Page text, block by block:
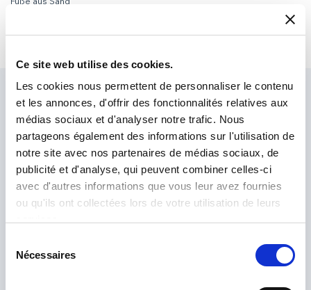
Ce site web utilise des cookies.
Les cookies nous permettent de personnaliser le contenu
et les annonces, d'offrir des fonctionnalités relatives aux
médias sociaux et d'analyser notre trafic. Nous
partageons également des informations sur l'utilisation de
notre site avec nos partenaires de médias sociaux, de
publicité et d'analyse, qui peuvent combiner celles-ci
avec d'autres informations que vous leur avez fournies
ou qu'ils ont collectées lors de votre utilisation de leurs
Nécessaires
Fragen Sie unsere Experten
Unser Expertenteam ist für Sie da.
Schicken Sie uns Ihre Anfrage und wir werden uns bei
Ihnen melden.